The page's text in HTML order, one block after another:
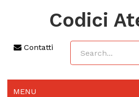
Codici
Contatti
MENU